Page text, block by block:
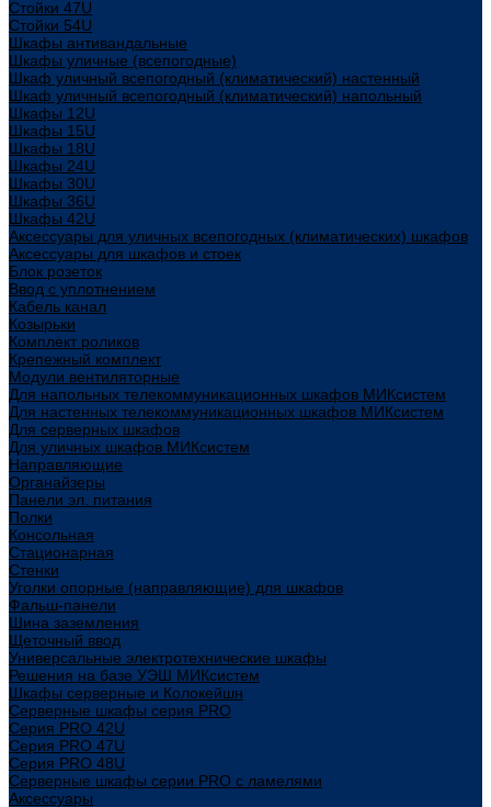
Стойки 47U
Стойки 54U
Шкафы антивандальные
Шкафы уличные (всепогодные)
Шкаф уличный всепогодный (климатический) настенный
Шкаф уличный всепогодный (климатический) напольный
Шкафы 12U
Шкафы 15U
Шкафы 18U
Шкафы 24U
Шкафы 30U
Шкафы 36U
Шкафы 42U
Аксессуары для уличных всепогодных (климатических) шкафов
Аксессуары для шкафов и стоек
Блок розеток
Ввод с уплотнением
Кабель канал
Козырьки
Комплект роликов
Крепежный комплект
Модули вентиляторные
Для напольных телекоммуникационных шкафов МИКсистем
Для настенных телекоммуникационных шкафов МИКсистем
Для серверных шкафов
Для уличных шкафов МИКсистем
Направляющие
Органайзеры
Панели эл. питания
Полки
Консольная
Стационарная
Стенки
Уголки опорные (направляющие) для шкафов
Фальш-панели
Шина заземления
Щеточный ввод
Универсальные электротехнические шкафы
Решения на базе УЭШ МИКсистем
Шкафы серверные и Колокейшн
Серверные шкафы серия PRO
Серия PRO 42U
Серия PRO 47U
Серия PRO 48U
Серверные шкафы серии PRO с ламелями
Аксессуары